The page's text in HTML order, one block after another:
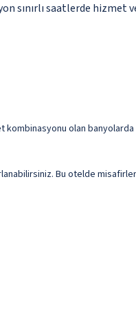
sınırlı saatlerde
kombinasyonu olan
Bu otelde